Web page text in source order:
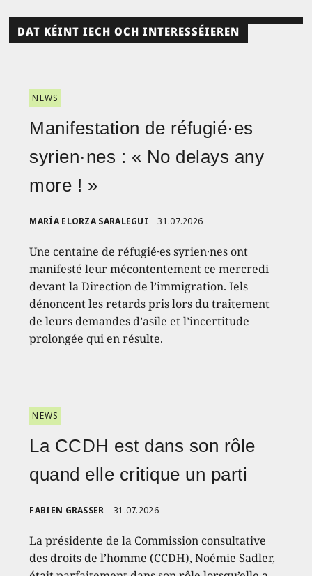
DAT KÉINT IECH OCH INTERESSÉIEREN
NEWS
Manifestation de réfugié·es
syrien·nes : « No delays any
more ! »
MARÍA ELORZA SARALEGUI 31.07.2026
Une centaine de réfugié·es syrien·nes ont
manifesté leur mécontentement ce mercredi
devant la Direction de l’immigration. Iels
dénoncent les retards pris lors du traitement
de leurs demandes d’asile et l’incertitude
prolongée qui en résulte.
NEWS
La CCDH est dans son rôle
quand elle critique un parti
FABIEN GRASSER 31.07.2026
La présidente de la Commission consultative
des droits de l’homme (CCDH), Noémie Sadler,